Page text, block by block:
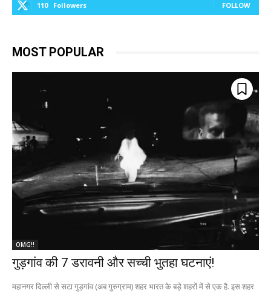
110 Followers FOLLOW
MOST POPULAR
OMG!!
गुड़गांव की 7 डरावनी और सच्ची भुतहा घटनाएं!
महानगर दिल्ली से सटा गुड़गांव (अब गुरुग्राम) शहर भारत के बड़े शहरों में से एक है. इस शहर